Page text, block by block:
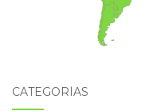
CATEGORÍAS